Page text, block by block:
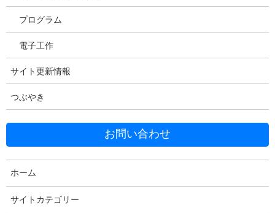
Facebook X Bluesky
Copy
プログラム
電子工作
サイト更新情報
つぶやき
お問い合わせ
ホーム
サイトカテゴリー